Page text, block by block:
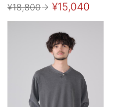
¥18,800→ ¥15,040